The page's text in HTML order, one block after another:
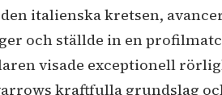
italienska kretsen,
och ställde in en
visade exceptionell
kraftfulla grundslag